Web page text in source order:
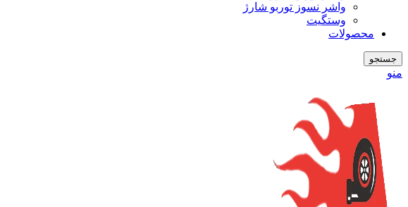
واشر نسوز توربو شارژ
وستگیت
محصولات
جستجو
منو